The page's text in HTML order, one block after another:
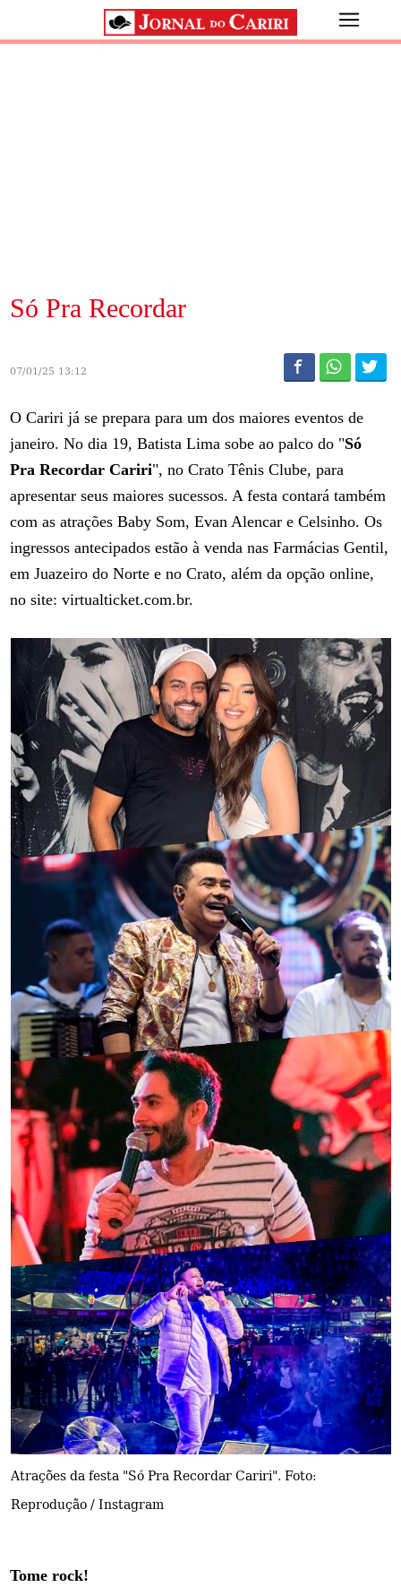
Só Pra Recordar
07/01/25 13:12
O Cariri já se prepara para um dos maiores eventos de
janeiro. No dia 19, Batista Lima sobe ao palco do "Só
Pra Recordar Cariri", no Crato Tênis Clube, para
apresentar seus maiores sucessos. A festa contará também
com as atrações Baby Som, Evan Alencar e Celsinho. Os
ingressos antecipados estão à venda nas Farmácias Gentil,
em Juazeiro do Norte e no Crato, além da opção online,
no site: virtualticket.com.br.
Atrações da festa "Só Pra Recordar Cariri". Foto:
Reprodução / Instagram
Tome rock!